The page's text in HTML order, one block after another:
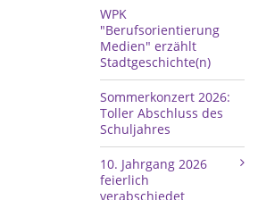
WPK
"Berufsorientierung
Medien" erzählt
Stadtgeschichte(n)
Sommerkonzert 2026:
Toller Abschluss des
Schuljahres
10. Jahrgang 2026
feierlich
verabschiedet